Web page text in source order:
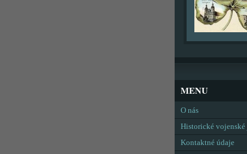
MENU
O nás
Historické
Kontaktné údaje